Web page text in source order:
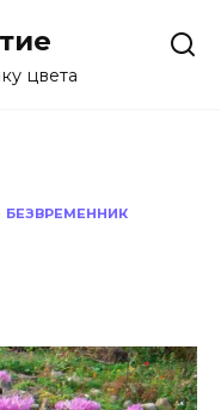
цвета
БЕЗВРЕМЕННИК